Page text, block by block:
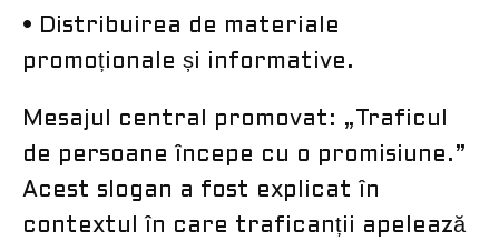
• Distribuirea de materiale
promoționale și informative.
Mesajul central promovat: „Traficul
de persoane începe cu o promisiune.”
Acest slogan a fost explicat în
contextul în care traficanții apelează